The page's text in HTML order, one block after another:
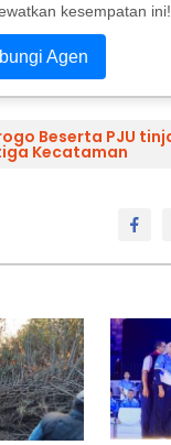
kesempatan ini!
Agen
Beserta PJU
Kecataman